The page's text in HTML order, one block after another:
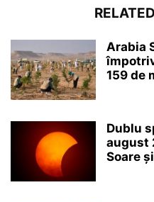
Arabia
159 de
Dublu
august
Soare